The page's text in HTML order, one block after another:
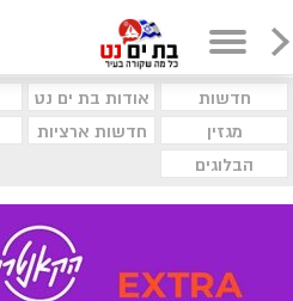
חדשות אודות בת ים נט
מגזין
חדשות ארציות
הבלוגים